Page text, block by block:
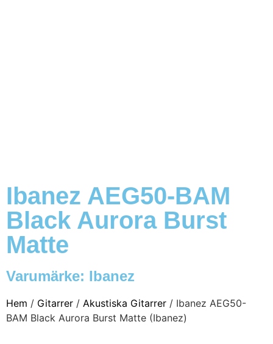
Ibanez AEG50-BAM
Black Aurora Burst
Matte
Varumärke: Ibanez
Hem / Gitarrer / Akustiska Gitarrer / Ibanez AEG50-
BAM Black Aurora Burst Matte (Ibanez)